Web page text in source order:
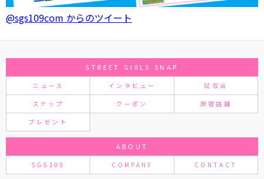
@sgs109com からのツイート
STREET GIRLS SNAP
ニュース インタビュー 試写会
スナップ クーポン 原宿店舗
プレゼント
ABOUT
SGS109 COMPANY CONTACT